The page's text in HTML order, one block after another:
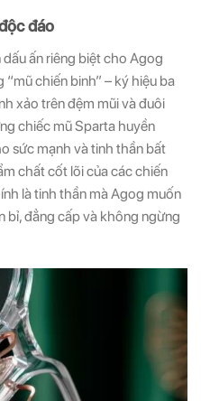
đáo
ấn riêng biệt cho Agog
chiến binh” – ký hiệu ba
xảo trên đệm mũi và đuôi
chiếc mũ Sparta huyền
sức mạnh và tinh thần bất
chất cốt lõi của các chiến
là tinh thần mà Agog muốn
bỉ, đẳng cấp và không ngừng